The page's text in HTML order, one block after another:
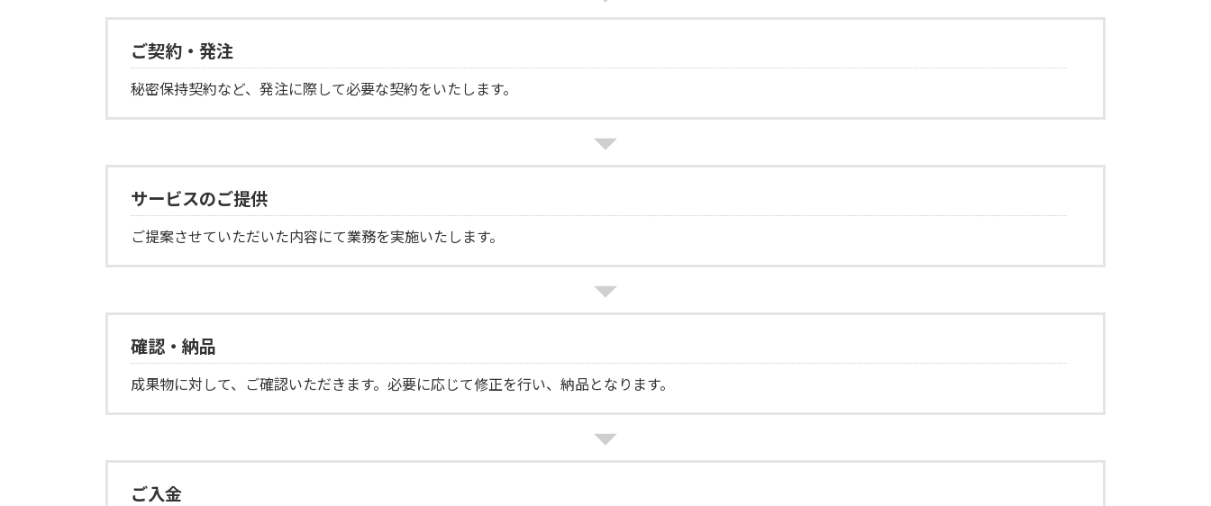
ご契約・発注
秘密保持契約など、発注に際して必要な契約をいたします。
サービスのご提供
ご提案させていただいた内容にて業務を実施いたします。
確認・納品
成果物に対して、ご確認いただきます。必要に応じて修正を行い、納品となります。
ご入金